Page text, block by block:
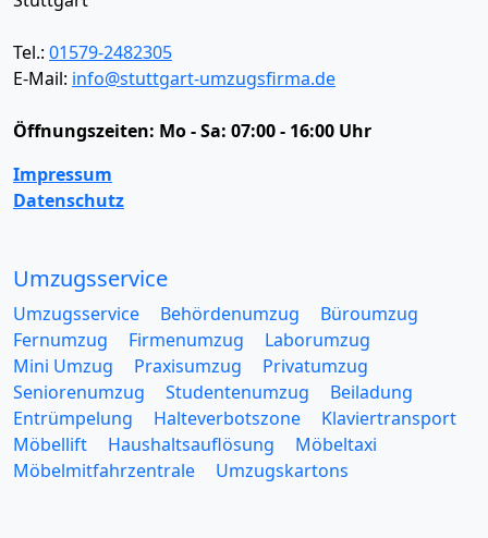
Tel.: 01579-2482305
E-Mail: info@stuttgart-umzugsfirma.de
Öffnungszeiten: Mo - Sa: 07:00 - 16:00 Uhr
Impressum
Datenschutz
Umzugsservice
Umzugsservice Behördenumzug
Büroumzug
Fernumzug
Firmenumzug
Laborumzug
Mini Umzug
Praxisumzug
Privatumzug
Seniorenumzug
Studentenumzug
Beiladung
Entrümpelung
Halteverbotszone
Klaviertransport
Möbellift
Haushaltsauflösung
Möbeltaxi
Möbelmitfahrzentrale
Umzugskartons